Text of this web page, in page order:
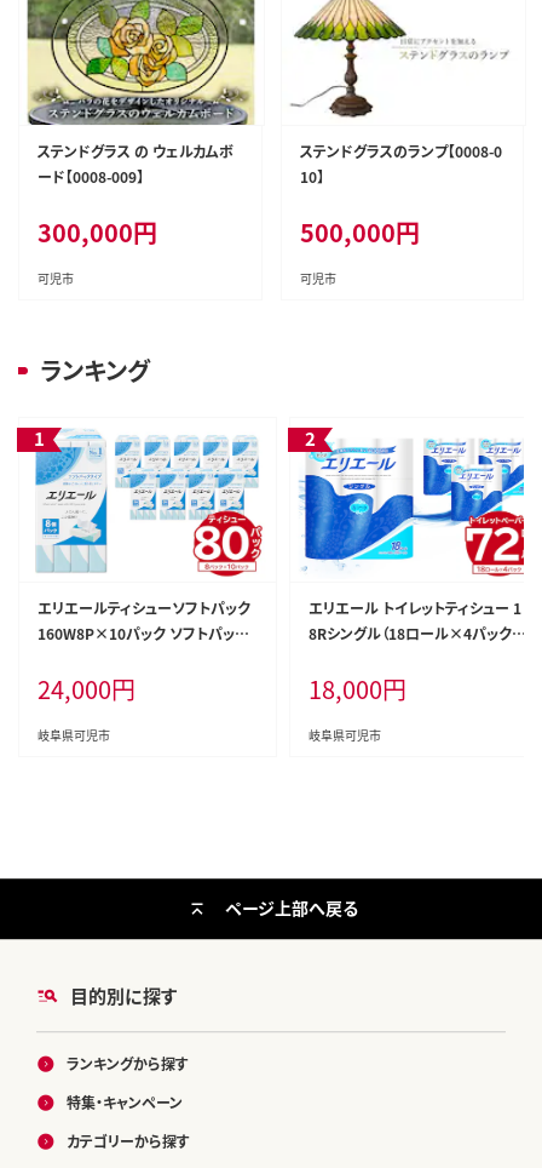
ステンドグラス の ウェルカムボ
ード【0008-009】
300,000円
可児市
ステンドグラスのランプ【0008-0
10】
500,000円
可児市
ランキング
エリエールティシューソフトパック
160W8P×10パック ソフトパック
し【0101-003】ソフトパック ティッ
シュ ティッシュペーパー 箱なし 日
用品 新生活 備蓄 防災 消耗品 生
24,000円
岐阜県可児市
エリエール トイレットティシュー 1
8Rシングル（18ロール×4パック）
-001】香り付き 55m巻 日用品 トイ
レ 新生活 備蓄 防災 消耗品 生活雑
貨 生活用品 ストック パルプ100％
18,000円
岐阜県可児市
目的別に探す
ランキングから探す
特集・キャンペーン
カテゴリーから探す
ページ上部へ戻る